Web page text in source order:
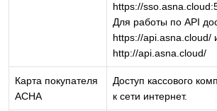
https://
Для работы по API
https://api.asna.cloud/
http://api.asna.cloud/
Карта покупателя
АСНА
Доступ кассового
к сети интернет.